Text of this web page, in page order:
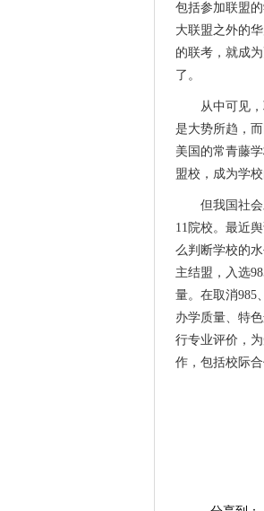
包括参加联盟
大联盟之外的
的联考，就成
了。
从中可见
是大势所趋，
美国的常青藤
盟校，成为学校
但我国社
11院校。最近
么判断学校的
主结盟，入选
量。在取消985
办学质量、特
行专业评价，
作，包括校际